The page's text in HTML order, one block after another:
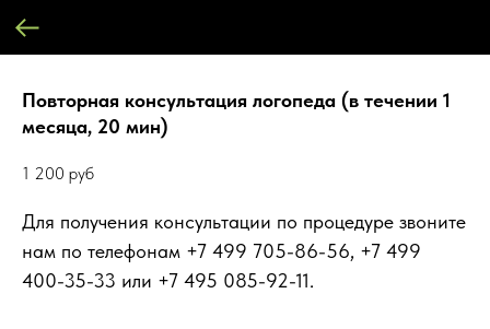
Повторная консультация логопеда (в течении 1
месяца, 20 мин)
1 200 руб
Для получения консультации по процедуре звоните
нам по телефонам +7 499 705-86-56, +7 499
400-35-33 или +7 495 085-92-11.